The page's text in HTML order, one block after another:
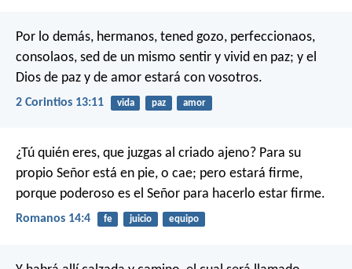
Por lo demás, hermanos, tened gozo, perfeccionaos,
consolaos, sed de un mismo sentir y vivid en paz; y el
Dios de paz y de amor estará con vosotros.
2 Corintios 13:11 vida paz amor
¿Tú quién eres, que juzgas al criado ajeno? Para su
propio Señor está en pie, o cae; pero estará firme,
porque poderoso es el Señor para hacerlo estar firme.
Romanos 14:4 fe juicio equipo